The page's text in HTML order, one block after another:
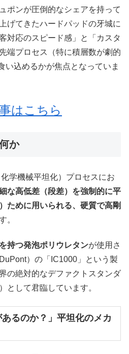
ポンが圧倒的なシェアを持って
げてきたハードパッドの牙城に
対応のスピード感」と「カスタ
端プロセス（特に積層数が劇的
い込めるかが焦点となっていま
はこちら
か
学機械平坦化）プロセスにお
な高低差（段差）を強制的に平
ために用いられる、硬質で高剛
。
持つ発泡ポリウレタンが使用さ
）の「IC1000」という製
の絶対的なデファクトスタンダ
として君臨しています。
るのか？」平坦化のメカ